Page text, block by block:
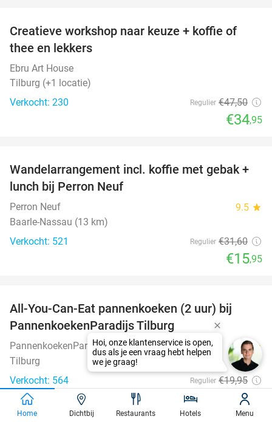
26%
Creatieve workshop naar keuze + koffie of
thee en lekkers
Ebru Art House
Tilburg (+1 locatie)
Verkocht: 230
Regulier €47,50
€34,95
50%
Wandelarrangement incl. koffie met gebak +
lunch bij Perron Neuf
Perron Neuf 9.5 star
Baarle-Nassau (13 km)
Verkocht: 521
Regulier €31,60
€15,95
All-You-Can-Eat pannenkoeken (2 uur) bij
PannenkoekenParadijs Tilburg
PannenkoekenParadijs Tilburg 8.9star
Tilburg
Verkocht: 564
Regulier €19,95
€11
favorite_border
Home Dichtbij Restaurants Hotels Menu